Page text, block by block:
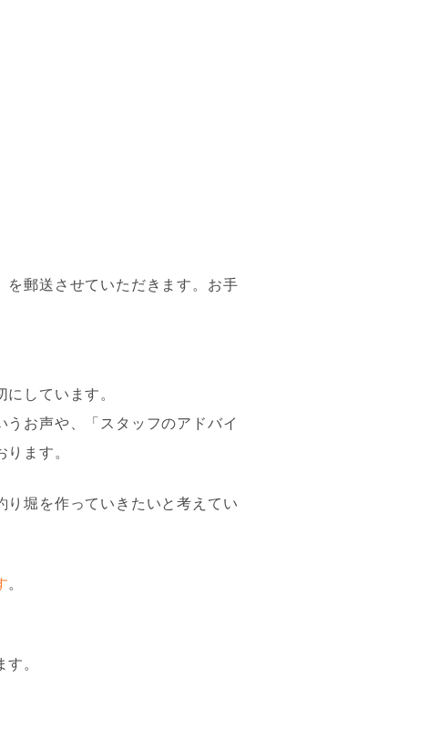
を郵送させていただきます。お手
しています。
お声や、「スタッフのアドバイ
ます。
堀を作っていきたいと考えてい
。
。